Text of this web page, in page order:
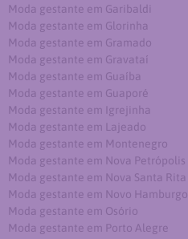
Moda gestante em Garibaldi
Moda gestante em Glorinha
Moda gestante em Gramado
Moda gestante em Gravataí
Moda gestante em Guaíba
Moda gestante em Guaporé
Moda gestante em Igrejinha
Moda gestante em Lajeado
Moda gestante em Montenegro
Moda gestante em Nova Petrópolis
Moda gestante em Nova Santa Rita
Moda gestante em Novo Hamburgo
Moda gestante em Osório
Moda gestante em Porto Alegre